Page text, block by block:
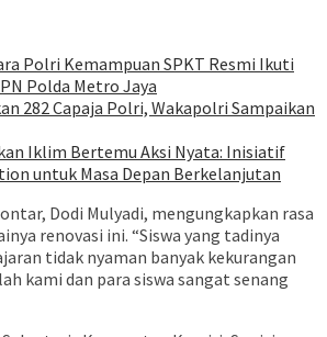
Polri Kemampuan SPKT Resmi Ikuti
Polda Metro Jaya
282 Capaja Polri, Wakapolri Sampaikan
Iklim Bertemu Aksi Nyata: Inisiatif
untuk Masa Depan Berkelanjutan
Dodi Mulyadi, mengungkapkan rasa
renovasi ini. “Siswa yang tadinya
tidak nyaman banyak kekurangan
kami dan para siswa sangat senang